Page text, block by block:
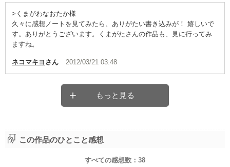
>くまがわなおたか様
久々に感想ノートを見てみたら、ありがたい書き込みが！ 嬉しいで
す。ありがとうございます。くまがたさんの作品も、見に行ってみ
ますね。
ネコマキヨ さん 2012/03/21 03:48
もっと見る
この作品のひとこと感想
すべての感想数： 38